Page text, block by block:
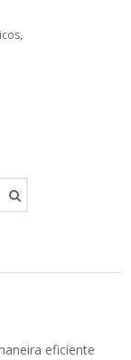
eficiente